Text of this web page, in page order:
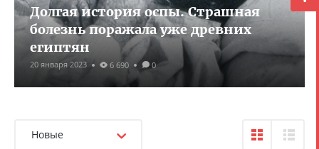
Долгая история оспы. Страшная
болезнь поражала уже древних
египтян
20 января 2023 6 690 0
Новые